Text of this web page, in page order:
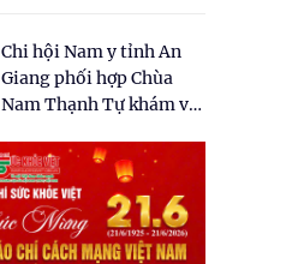
dân tại xã Tân Tập
Chi hội Nam y tỉnh An
Giang phối hợp Chùa
Nam Thạnh Tự khám và
nhân dân